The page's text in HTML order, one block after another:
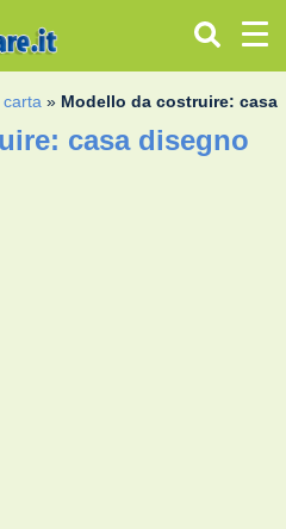
» Modello da costruire: casa
casa disegno